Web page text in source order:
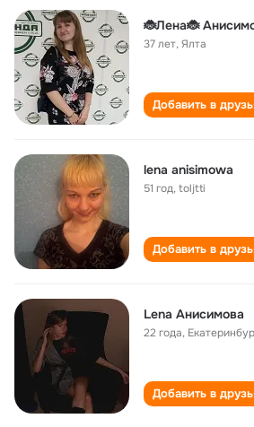
🐞Лена🐞
37 лет,Ялта
Добавить в
lena anisimowa
51 год,toljtti
Добавить в
Lena Анисимова
22 года,
Добавить в